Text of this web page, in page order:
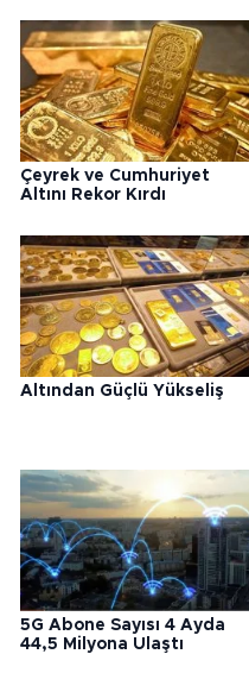
Çeyrek ve Cumhuriyet
Altını Rekor Kırdı
Altından Güçlü Yükseliş
5G Abone Sayısı 4 Ayda
44,5 Milyona Ulaştı